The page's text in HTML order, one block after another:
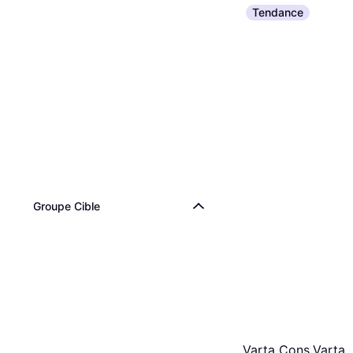
Groupe Cible
Tendance
Varta Cons.Varta